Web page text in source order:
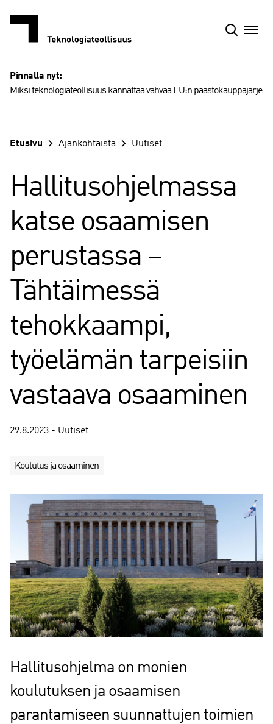
Pinnalla nyt:
Miksi teknologiateollisuus kannattaa vahvaa EU:n
Etusivu Ajankohtaista Uutiset
Hallitusohjelmassa
katse osaamisen
perustassa –
Tähtäimessä
tehokkaampi,
työelämän tarpeisiin
vastaava osaaminen
29.8.2023 - Uutiset
Koulutus ja osaaminen
Hallitusohjelma on monien
koulutuksen ja osaamisen
parantamiseen suunnattujen toimien